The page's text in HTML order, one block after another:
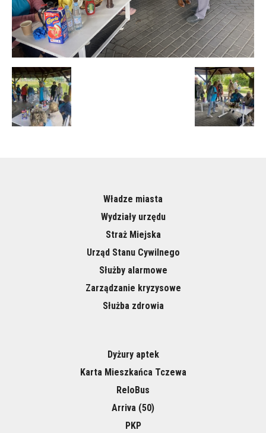
Władze miasta
Wydziały urzędu
Straż Miejska
Urząd Stanu Cywilnego
Służby alarmowe
Zarządzanie kryzysowe
Służba zdrowia
Dyżury aptek
Karta Mieszkańca Tczewa
ReloBus
Arriva (50)
PKP